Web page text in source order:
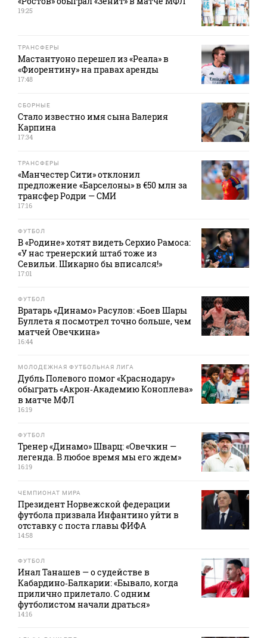
19:25
ТРАНСФЕРЫ
Мастантуоно перешел из «Реала» в
«Фиорентину» на правах аренды
17:48
СБОРНЫЕ
Стало известно имя сына Валерия
Карпина
17:34
ТРАНСФЕРЫ
«Манчестер Сити» отклонил
предложение «Барселоны» в €50 млн за
трансфер Родри — СМИ
17:16
ФУТБОЛ
В «Родине» хотят видеть Серхио Рамоса:
«У нас тренерский штаб тоже из
Севильи. Шикарно бы вписался!»
17:01
ФУТБОЛ
Вратарь «Динамо» Расулов: «Боев Шары
Буллета я посмотрел точно больше, чем
матчей Овечкина»
16:44
МОЛОДЕЖНАЯ ФУТБОЛЬНАЯ ЛИГА
Дубль Полевого помог «Краснодару»
обыграть «Акрон‑Академию Коноплева»
в матче МФЛ
16:19
ФУТБОЛ
Тренер «Динамо» Шварц: «Овечкин —
легенда. В любое время мы его ждем»
16:19
ЧЕМПИОНАТ МИРА
Президент Норвежской федерации
футбола призвала Инфантино уйти в
отставку с поста главы ФИФА
14:58
ФУТБОЛ
Инал Танашев — о судействе в
Кабардино‑Балкарии: «Бывало, когда
прилично прилетало. С одним
футболистом начали драться»
14:16